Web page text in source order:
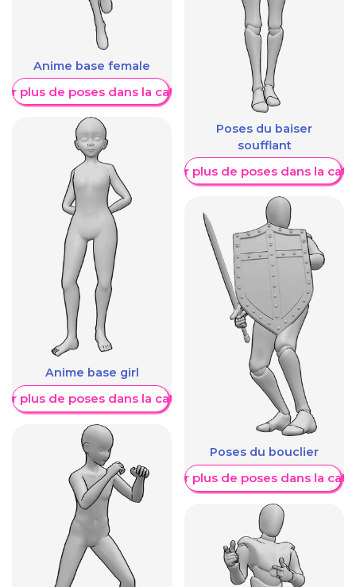
Anime base female
plus de poses dans la catégorie
Anime base girl
plus de poses dans la catégorie
Poses du baiser
soufflant
Afficher plus de poses dans la
Poses du bouclier
Afficher plus de poses dans la